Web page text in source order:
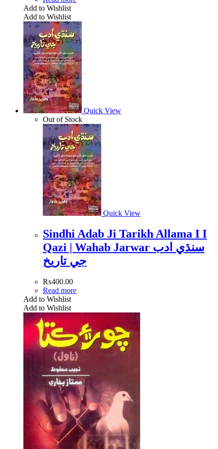
Add to Wishlist
Add to Wishlist
Quick View
Out of Stock
Quick View
Sindhi Adab Ji Tarikh Allama I I
Qazi | Wahab Jarwar سنڌي ادب
جي تاريخ
₨400.00
Read more
Add to Wishlist
Add to Wishlist